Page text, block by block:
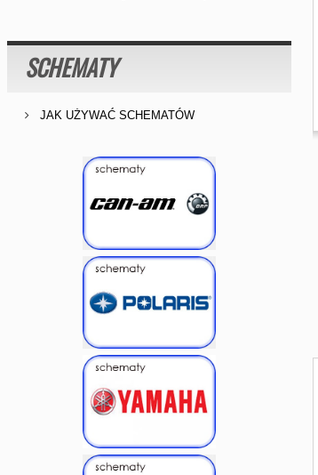
SCHEMATY
JAK UŻYWAĆ SCHEMATÓW